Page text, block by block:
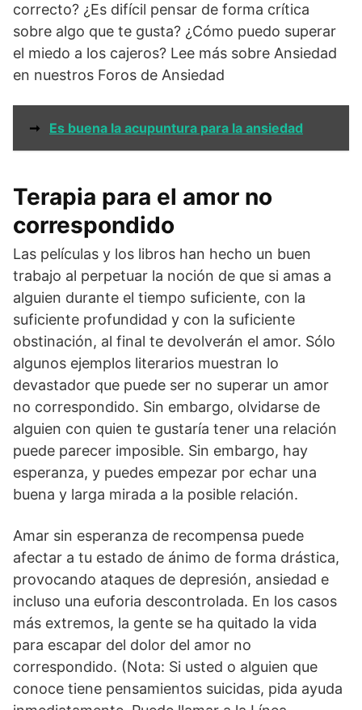
correcto? ¿Es difícil pensar de forma crítica
sobre algo que te gusta? ¿Cómo puedo superar
el miedo a los cajeros? Lee más sobre Ansiedad
en nuestros Foros de Ansiedad
➞ Es buena la acupuntura para la ansiedad
Terapia para el amor no
correspondido
Las películas y los libros han hecho un buen
trabajo al perpetuar la noción de que si amas a
alguien durante el tiempo suficiente, con la
suficiente profundidad y con la suficiente
obstinación, al final te devolverán el amor. Sólo
algunos ejemplos literarios muestran lo
devastador que puede ser no superar un amor
no correspondido. Sin embargo, olvidarse de
alguien con quien te gustaría tener una relación
puede parecer imposible. Sin embargo, hay
esperanza, y puedes empezar por echar una
buena y larga mirada a la posible relación.
Amar sin esperanza de recompensa puede
afectar a tu estado de ánimo de forma drástica,
provocando ataques de depresión, ansiedad e
incluso una euforia descontrolada. En los casos
más extremos, la gente se ha quitado la vida
para escapar del dolor del amor no
correspondido. (Nota: Si usted o alguien que
conoce tiene pensamientos suicidas, pida ayuda